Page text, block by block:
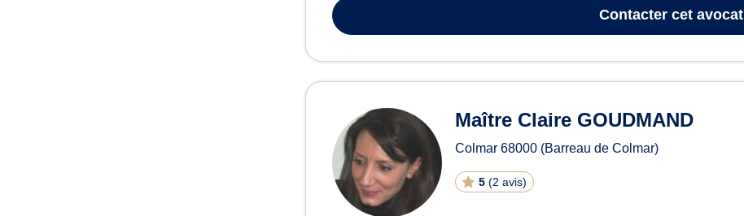
Contacter cet avocat
Maître Claire GOUDMAND
Colmar 68000 (Barreau de Colmar)
5 (2 avis)